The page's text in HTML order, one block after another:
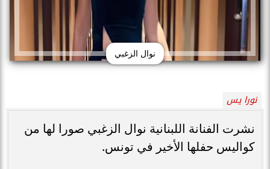
نوال الزغبي
نورا يس
نشرت الفنانة اللبنانية نوال الزغبي صورا لها من
كواليس حفلها الأخير في تونس.